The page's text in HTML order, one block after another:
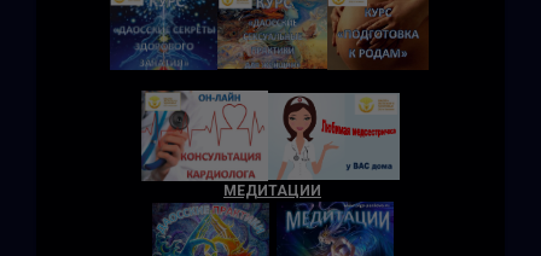
МЕДИТАЦИИ